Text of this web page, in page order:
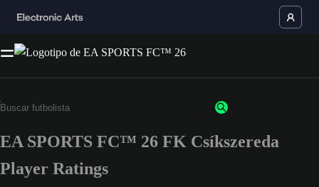
EA SPORTS FC™ 26 FK Csíkszereda
Player Ratings